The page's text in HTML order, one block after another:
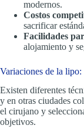
modernos.
Costos
sacrificar
Facilidades
alojamiento y
Variaciones de la
Existen diferentes
y en otras ciudades
el cirujano y
objetivos.